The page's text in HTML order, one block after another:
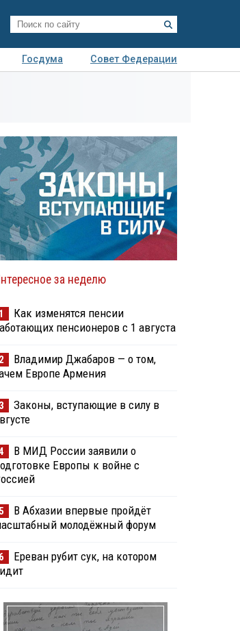
Госдума
Совет Федерации
за неделю
1
Как изменятся пенсии
пенсионеров с 1 августа
2
Владимир Джабаров — о том,
Европе Армения
3
Законы, вступающие в силу в
В МИД России заявили о
Европы к войне с
В Абхазии впервые пройдёт
молодёжный форум
6
Ереван рубит сук, на котором